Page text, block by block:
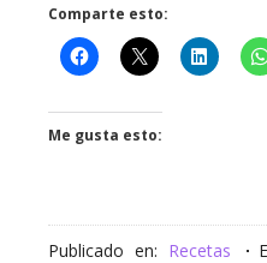
Comparte esto:
Me gusta esto:
Publicado en: Recetas